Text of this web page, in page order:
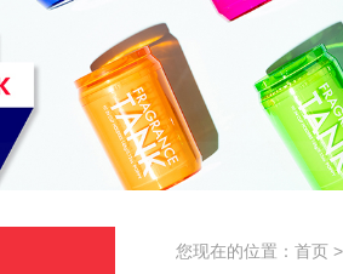
您现在的位置：首页